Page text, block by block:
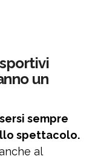
un
sempre
spettacolo.
al